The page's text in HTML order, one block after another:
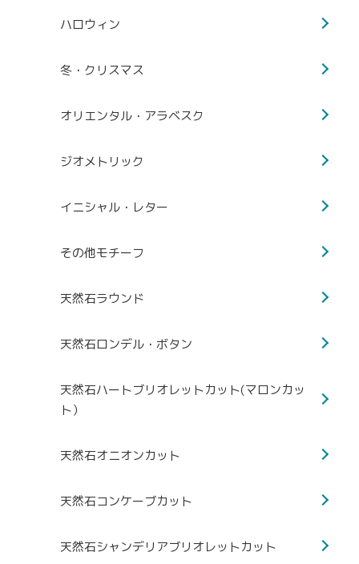
ハロウィン
冬・クリスマス
オリエンタル・アラベスク
ジオメトリック
イニシャル・レター
その他モチーフ
天然石ラウンド
天然石ロンデル・ボタン
天然石ハートブリオレットカット(マロンカッ
ト）
天然石オニオンカット
天然石コンケーブカット
天然石シャンデリアブリオレットカット